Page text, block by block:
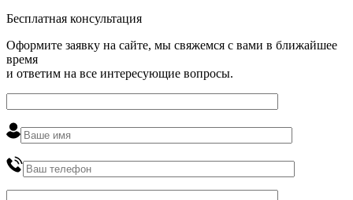
Бесплатная консультация
Оформите заявку на сайте, мы свяжемся с вами в ближайшее
время
и ответим на все интересующие вопросы.